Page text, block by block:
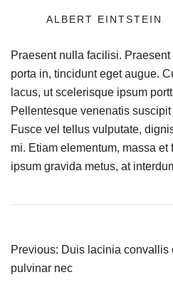
ALBERT EINTSTEIN
Praesent nulla facilisi.
porta in, tincidunt eget augue.
lacus, ut scelerisque ipsum
Pellentesque venenatis
Fusce vel tellus vulputate,
mi. Etiam elementum, massa et
ipsum gravida metus, at
Previous: Duis lacinia convallis
pulvinar nec